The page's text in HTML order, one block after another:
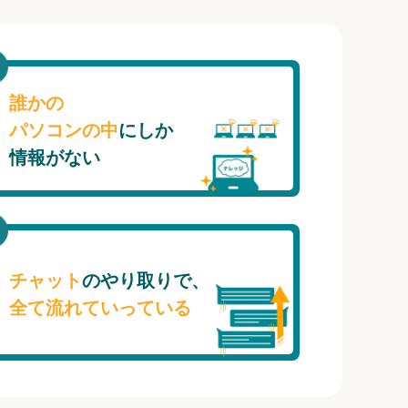
誰かの
パソコンの中にしか
情報がない
チャットのやり取りで、
全て流れていっている